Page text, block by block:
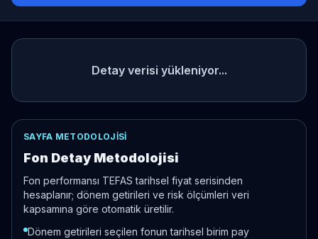
Detay verisi yükleniyor...
SAYFA METODOLOJISI
Fon Detay Metodolojisi
Fon performansı TEFAS tarihsel fiyat serisinden
hesaplanır; dönem getirileri ve risk ölçümleri veri
kapsamına göre otomatik üretilir.
Dönem getirileri seçilen fonun tarihsel birim pay